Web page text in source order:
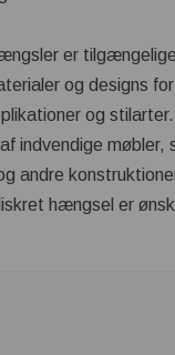
er
og designs
og
indvendige møbler,
andre
hængsel er